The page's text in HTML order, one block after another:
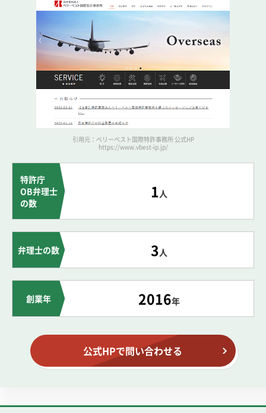
引用元：ベリーベスト国際特許事務所 公式HP
https://www.vbest-ip.jp/
特許庁
OB弁理士
の数
1人
弁理士の数 3人
創業年 2016年
公式HPで問い合わせる